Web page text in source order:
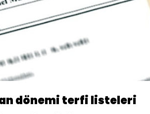
dönemi terfi listeleri